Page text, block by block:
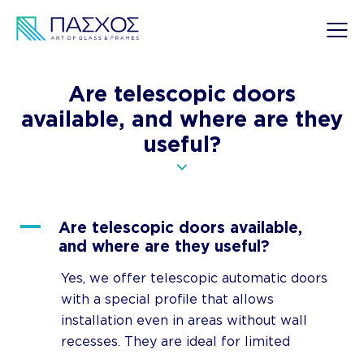
Are telescopic doors
available, and where are they
useful?
A
Are telescopic doors available,
and where are they useful?
Yes, we offer telescopic automatic doors
with a special profile that allows
installation even in areas without wall
recesses. They are ideal for limited